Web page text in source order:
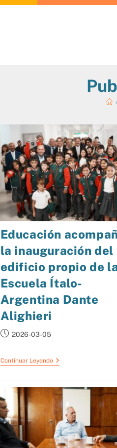
›
Educación
la inauguración del
edificio propio de
Escuela Ítalo-
Argentina Dante
Alighieri
2026-03-05
Continuar Leyendo